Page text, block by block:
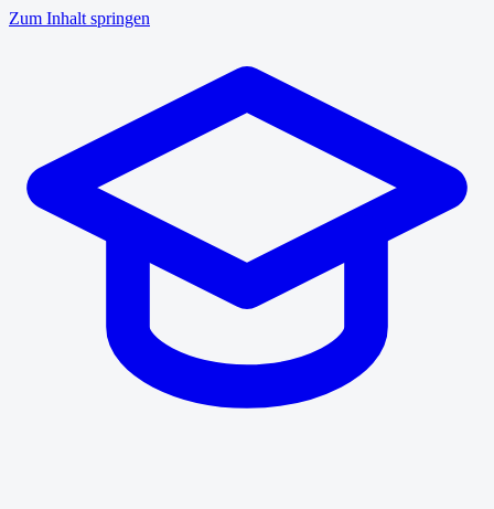
Zum Inhalt springen